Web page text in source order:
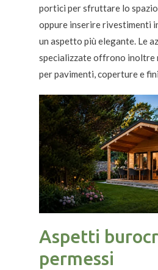
portici per sfruttare lo spazio
oppure inserire rivestimenti
un aspetto più elegante. Le
specializzate offrono inoltre
per pavimenti, coperture e
Aspetti
permessi